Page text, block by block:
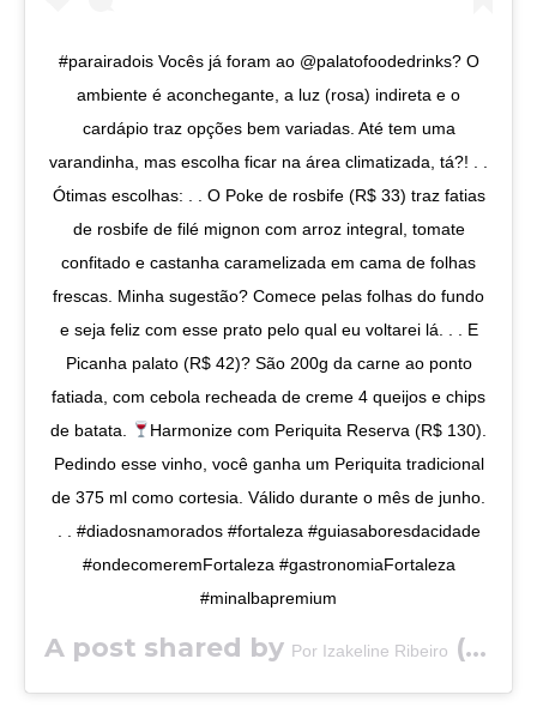
#parairadois Vocês já foram ao @palatofoodedrinks? O
ambiente é aconchegante, a luz (rosa) indireta e o
cardápio traz opções bem variadas. Até tem uma
varandinha, mas escolha ficar na área climatizada, tá?! . .
Ótimas escolhas: . . O Poke de rosbife (R$ 33) traz fatias
de rosbife de filé mignon com arroz integral, tomate
confitado e castanha caramelizada em cama de folhas
frescas. Minha sugestão? Comece pelas folhas do fundo
e seja feliz com esse prato pelo qual eu voltarei lá. . . E
Picanha palato (R$ 42)? São 200g da carne ao ponto
fatiada, com cebola recheada de creme 4 queijos e chips
de batata.
Harmonize com Periquita Reserva (R$ 130).
Pedindo esse vinho, você ganha um Periquita tradicional
de 375 ml como cortesia. Válido durante o mês de junho.
. . #diadosnamorados #fortaleza #guiasaboresdacidade
#ondecomeremFortaleza #gastronomiaFortaleza
#minalbapremium
A post shared by Por Izakeline Ribeiro (@saboresdacidade) on